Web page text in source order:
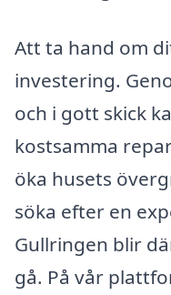
Att ta hand om
investering.
och i gott skick
kostsamma
öka husets
söka efter en
Gullringen blir
gå. På vår